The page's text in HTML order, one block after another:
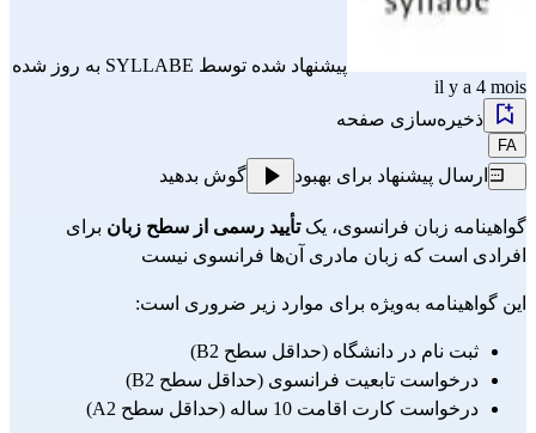
پیشنهاد شده توسط SYLLABE به روز شده
il y a 4 mois
ذخیره‌سازی صفحه
FA
ارسال پیشنهاد برای بهبود گوش بدهید
گواهینامه زبان فرانسوی، یک تأیید رسمی از سطح زبان
افرادی است که زبان مادری آن‌ها فرانسوی نیست
این گواهینامه به‌ویژه برای موارد زیر ضروری است:
ثبت نام در دانشگاه (حداقل سطح B2)
درخواست تابعیت فرانسوی (حداقل سطح B2)
درخواست کارت اقامت 10 ساله (حداقل سطح A2)